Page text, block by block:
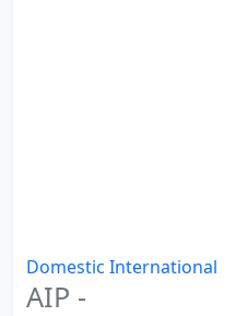
Domestic International
AIP -